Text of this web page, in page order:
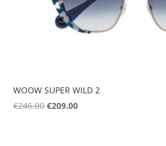
WOOW SUPER WILD 2
€246.00Original
€209.00Η